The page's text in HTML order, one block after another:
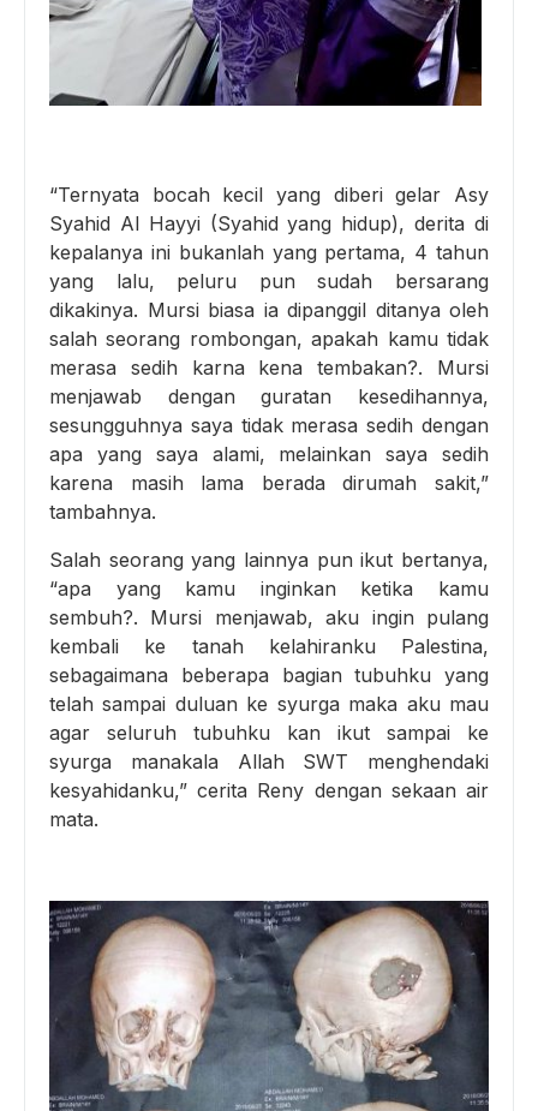
“Ternyata bocah kecil yang diberi gelar Asy
Syahid Al Hayyi (Syahid yang hidup), derita di
kepalanya ini bukanlah yang pertama, 4 tahun
yang lalu, peluru pun sudah bersarang
dikakinya. Mursi biasa ia dipanggil ditanya oleh
salah seorang rombongan, apakah kamu tidak
merasa sedih karna kena tembakan?. Mursi
menjawab dengan guratan kesedihannya,
sesungguhnya saya tidak merasa sedih dengan
apa yang saya alami, melainkan saya sedih
karena masih lama berada dirumah sakit,”
tambahnya.
Salah seorang yang lainnya pun ikut bertanya,
“apa yang kamu inginkan ketika kamu
sembuh?. Mursi menjawab, aku ingin pulang
kembali ke tanah kelahiranku Palestina,
sebagaimana beberapa bagian tubuhku yang
telah sampai duluan ke syurga maka aku mau
agar seluruh tubuhku kan ikut sampai ke
syurga manakala Allah SWT menghendaki
kesyahidanku,” cerita Reny dengan sekaan air
mata.